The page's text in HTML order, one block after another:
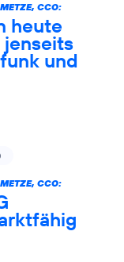
CCO:
heute
und
CCO: